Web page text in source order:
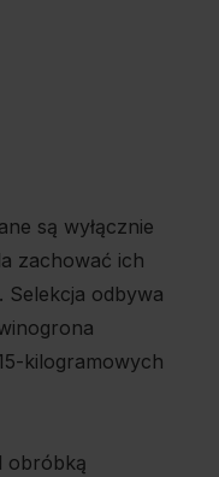
są wyłącznie
zachować ich
Selekcja odbywa
kilogramowych
obróbką